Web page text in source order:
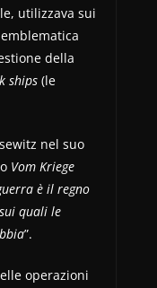
utilizzava sui
della
ships (le
nel suo
Vom Kriege
è il regno
quali le
”.
operazioni